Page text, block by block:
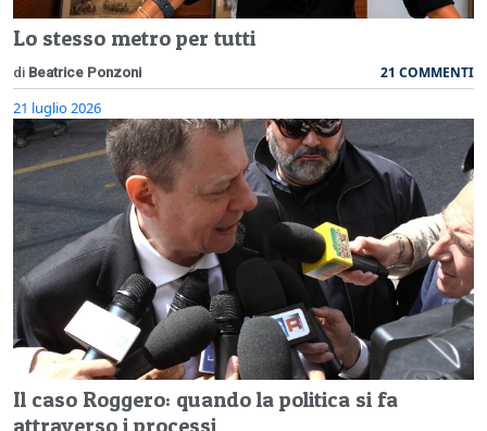
Lo stesso metro per tutti
di Beatrice Ponzoni 21 COMMENTI
21 luglio 2026
Il caso Roggero: quando la politica si fa
attraverso i processi